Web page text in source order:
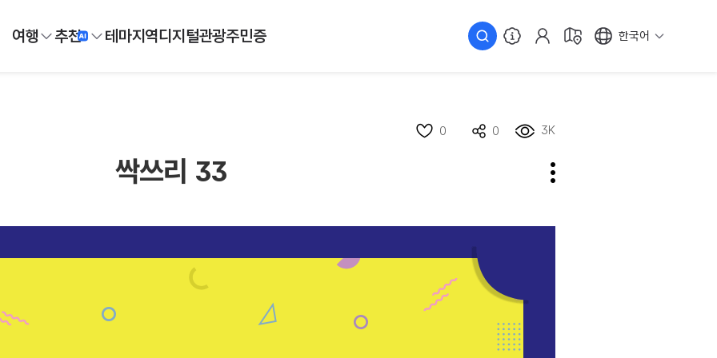
여행 추천 테마지역디지털관광주민증 한국어
0 0 3K
싹쓰리 33